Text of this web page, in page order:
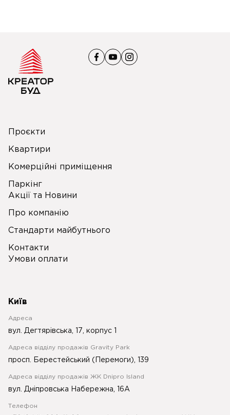
Проєкти
Квартири
Комерційні приміщення
Паркінг
Акції та Новини
Про компанію
Стандарти майбутнього
Контакти
Умови оплати
Київ
Адреса
вул. Дегтярівська, 17, корпус 1
Адреса відділу продажів Gravity Park
просп. Берестейський (Перемоги), 139
Адреса відділу продажів ЖК Dnipro Island
вул. Дніпровська Набережна, 16А
Телефон